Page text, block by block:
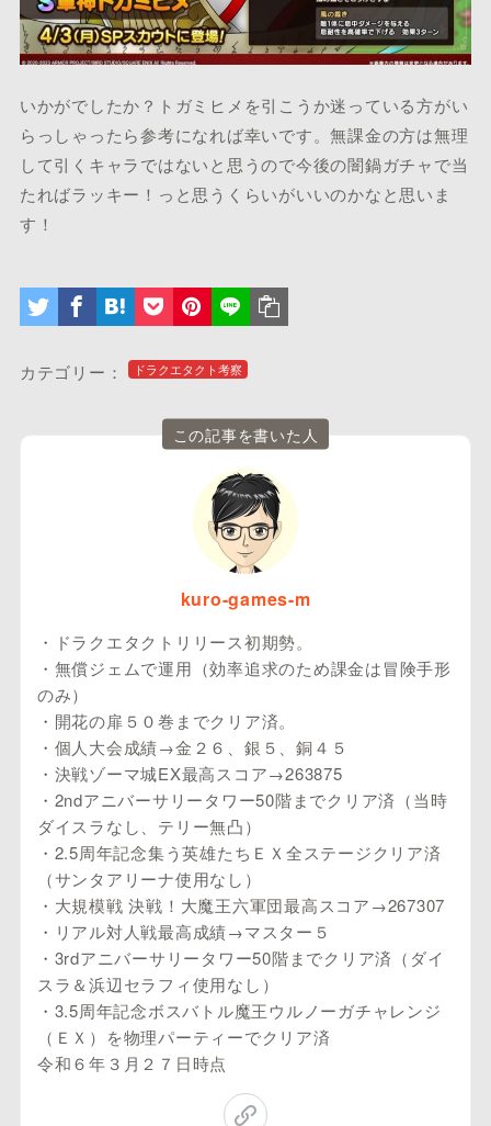
いかがでしたか？トガミヒメを引こうか迷っている方がい
らっしゃったら参考になれば幸いです。無課金の方は無理
して引くキャラではないと思うので今後の闇鍋ガチャで当
たればラッキー！っと思うくらいがいいのかなと思いま
す！
カテゴリー： ドラクエタクト考察
この記事を書いた人
kuro-games-m
・ドラクエタクトリリース初期勢。
・無償ジェムで運用（効率追求のため課金は冒険手形
のみ）
・開花の扉５０巻までクリア済。
・個人大会成績→金２６、銀５、銅４５
・決戦ゾーマ城EX最高スコア→263875
・2ndアニバーサリータワー50階までクリア済（当時
ダイスラなし、テリー無凸）
・2.5周年記念集う英雄たちＥＸ全ステージクリア済
（サンタアリーナ使用なし）
・大規模戦 決戦！大魔王六軍団最高スコア→267307
・リアル対人戦最高成績→マスター５
・3rdアニバーサリータワー50階までクリア済（ダイ
スラ＆浜辺セラフィ使用なし）
・3.5周年記念ボスバトル魔王ウルノーガチャレンジ
（ＥＸ）を物理パーティーでクリア済
令和６年３月２７日時点